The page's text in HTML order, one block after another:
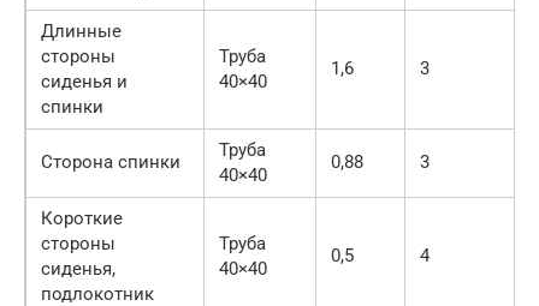
Длинные
стороны
сиденья и
спинки
Труба
40×40
1,6 3
Сторона спинки
Труба
40×40
0,88 3
Короткие
стороны
сиденья,
подлокотник
Труба
40×40
0,5 4